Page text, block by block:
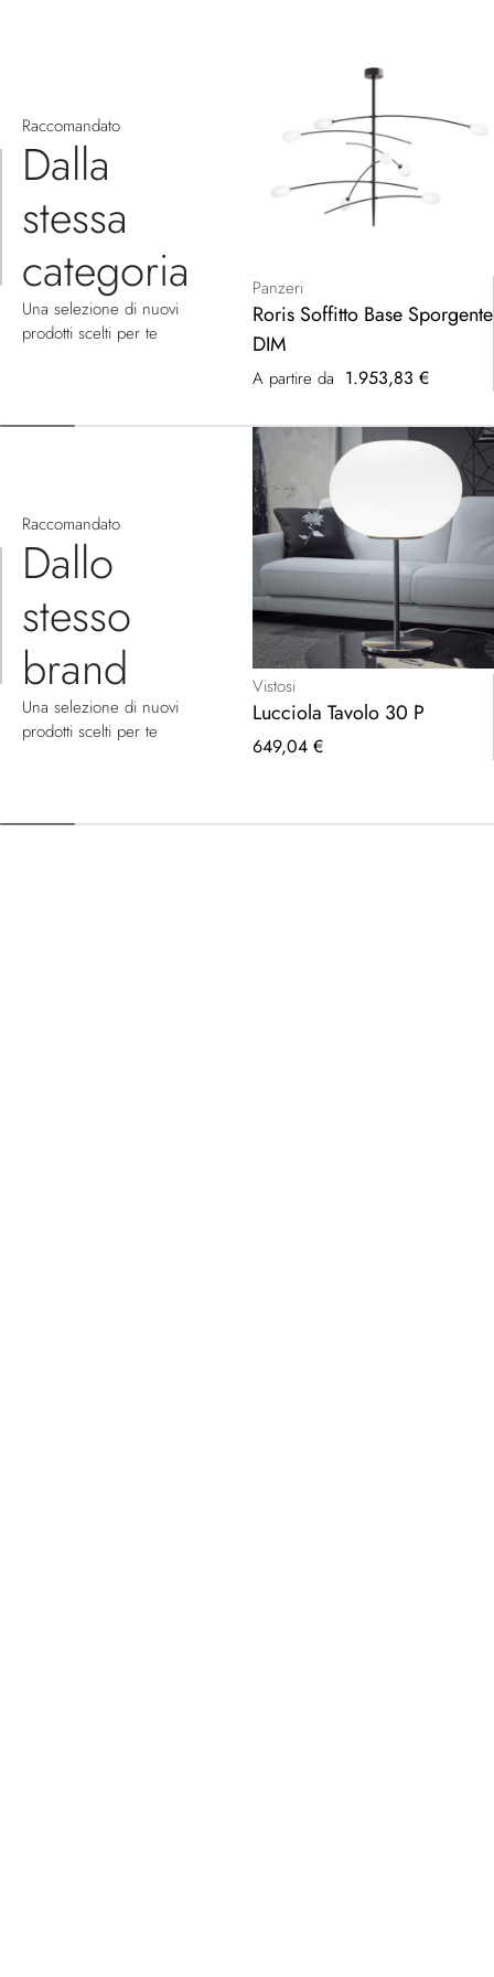
Raccomandato
Dalla
stessa
categoria
Una selezione di nuovi
prodotti scelti per te
Panzeri
Roris Soffitto Base Sporgente
DIM
A partire da 1.953,83 €
Raccomandato
Dallo
stesso
brand
Una selezione di nuovi
prodotti scelti per te
Vistosi
Lucciola Tavolo 30 P
649,04 €